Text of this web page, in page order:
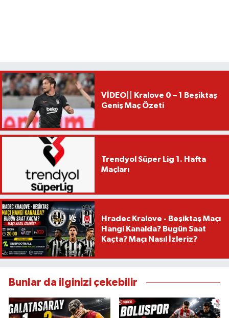
VİDEO|| Kralove 0 – 1 Beşiktaş
Geniş Maç Özeti
Trendyol Süper Lig 1. Hafta
Maçları
Hradec Kralove - Beşiktaş Maçı
Hangi Kanalda? Bugün Saat
Kaçta? Maçı Nasıl İzleriz?
Bunlar da ilginizi çekebilir